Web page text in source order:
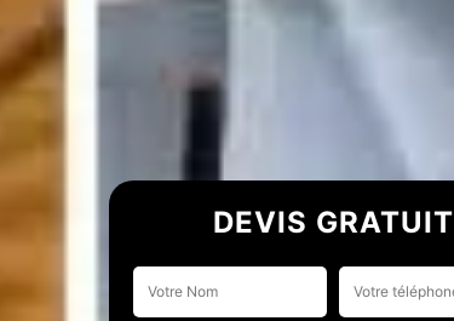
DEVIS GRATUIT